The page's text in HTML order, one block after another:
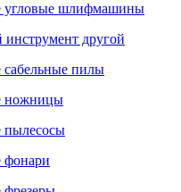
угловые шлифмашины
другой
пилы
ножницы
пылесосы
фонари